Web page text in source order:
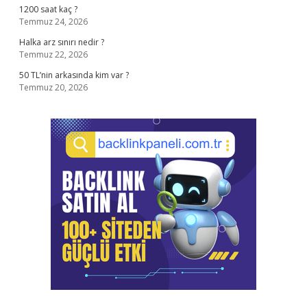
1200 saat kaç ?
Temmuz 24, 2026
Halka arz sınırı nedir ?
Temmuz 22, 2026
50 TL’nin arkasında kim var ?
Temmuz 20, 2026